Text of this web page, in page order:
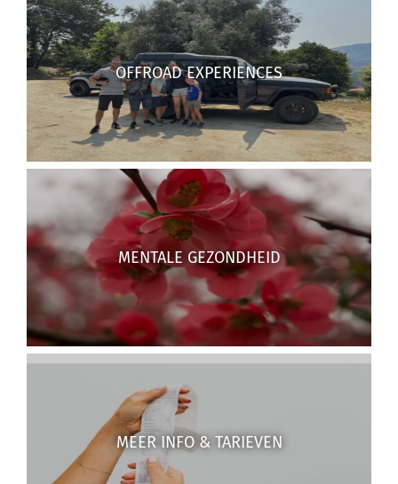
MENTALE GEZONDHEID
MEER INFO & TARIEVEN
OFFROAD EXPERIENCES